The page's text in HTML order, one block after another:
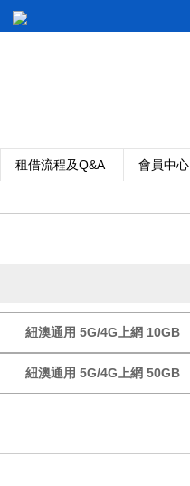
租借流程及Q&A 會員中心
紐澳通用 5G/4G上網 10GB
紐澳通用 5G/4G上網 50GB